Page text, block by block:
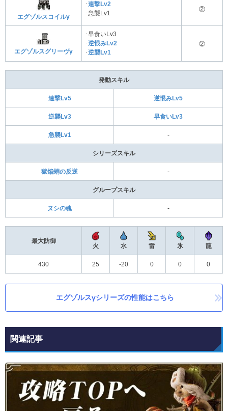
エグゾルスコイルγ
･連撃Lv2
･急襲Lv1
②
エグゾルスグリーヴγ
･早食いLv3
･逆恨みLv2
･逆襲Lv1
②
発動スキル
連撃Lv5 逆恨みLv5
逆襲Lv3 早食いLv3
急襲Lv1 ‐
シリーズスキル
獄焔蛸の反逆 ‐
グループスキル
ヌシの魂 ‐
最大防御
火
水 雷 氷 龍
430 25 -20 0 0 0
エグゾルスγシリーズの性能はこちら
関連記事